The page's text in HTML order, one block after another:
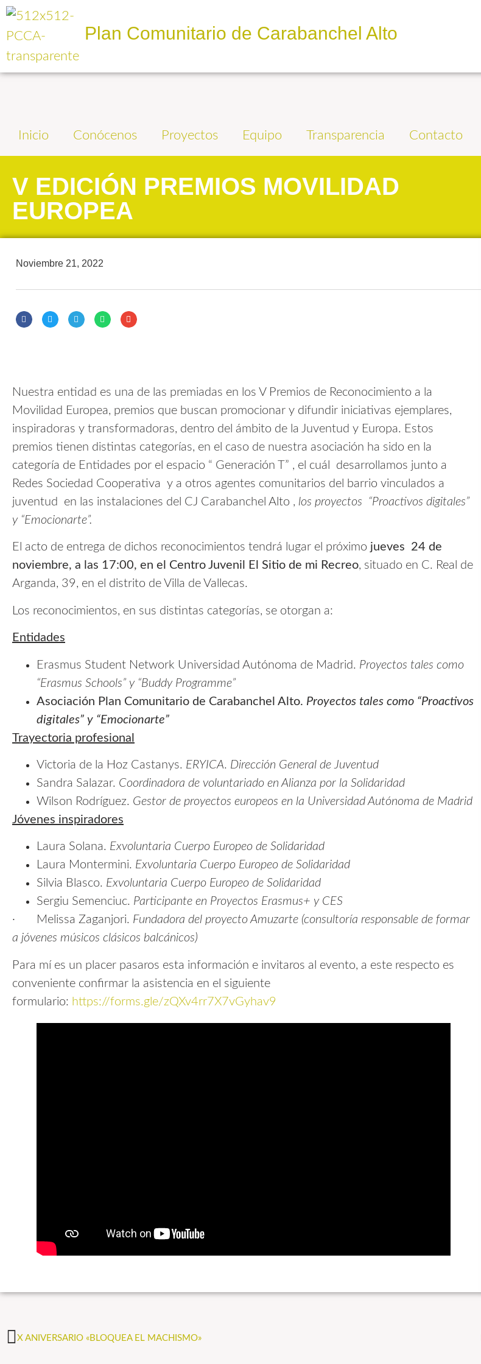
Plan Comunitario de Carabanchel Alto
Inicio Conócenos Proyectos Equipo Transparencia Contacto
V EDICIÓN PREMIOS MOVILIDAD
EUROPEA
Noviembre 21, 2022
Nuestra entidad es una de las premiadas en los V Premios de Reconocimiento a la
Movilidad Europea, premios que buscan promocionar y difundir iniciativas ejemplares,
inspiradoras y transformadoras, dentro del ámbito de la Juventud y Europa. Estos
premios tienen distintas categorías, en el caso de nuestra asociación ha sido en la
categoría de Entidades por el espacio “ Generación T” , el cuál desarrollamos junto a
Redes Sociedad Cooperativa y a otros agentes comunitarios del barrio vinculados a
juventud en las instalaciones del CJ Carabanchel Alto , los proyectos “Proactivos digitales”
y “Emocionarte”.
El acto de entrega de dichos reconocimientos tendrá lugar el próximo jueves 24 de
noviembre, a las 17:00, en el Centro Juvenil El Sitio de mi Recreo, situado en C. Real de
Arganda, 39, en el distrito de Villa de Vallecas.
Los reconocimientos, en sus distintas categorías, se otorgan a:
Entidades
Erasmus Student Network Universidad Autónoma de Madrid. Proyectos tales como
“Erasmus Schools” y “Buddy Programme”
Asociación Plan Comunitario de Carabanchel Alto. Proyectos tales como “Proactivos
digitales” y “Emocionarte”
Trayectoria profesional
Victoria de la Hoz Castanys. ERYICA. Dirección General de Juventud
Sandra Salazar. Coordinadora de voluntariado en Alianza por la Solidaridad
Wilson Rodríguez. Gestor de proyectos europeos en la Universidad Autónoma de Madrid
Jóvenes inspiradores
Laura Solana. Exvoluntaria Cuerpo Europeo de Solidaridad
Laura Montermini. Exvoluntaria Cuerpo Europeo de Solidaridad
Silvia Blasco. Exvoluntaria Cuerpo Europeo de Solidaridad
Sergiu Semenciuc. Participante en Proyectos Erasmus+ y CES
· Melissa Zaganjori. Fundadora del proyecto Amuzarte (consultoría responsable de formar
a jóvenes músicos clásicos balcánicos)
Para mí es un placer pasaros esta información e invitaros al evento, a este respecto es
conveniente confirmar la asistencia en el siguiente
formulario: https://forms.gle/zQXv4rr7X7vGyhav9
X ANIVERSARIO «BLOQUEA EL MACHISMO»